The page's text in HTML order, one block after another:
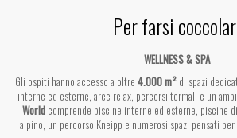
Per farsi
WELLNESS & SPA
Gli ospiti hanno accesso a oltre 4.000 m² di spazi
interne ed esterne, aree relax, percorsi termali e un
World comprende piscine interne ed esterne, piscine
alpino, un percorso Kneipp e numerosi spazi pensati